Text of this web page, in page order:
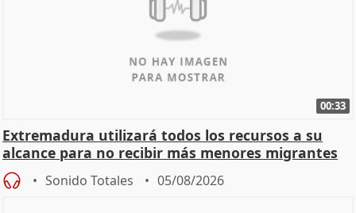
00:33
Extremadura utilizará todos los recursos a su
alcance para no recibir más menores migrantes
Sonido Totales 05/08/2026